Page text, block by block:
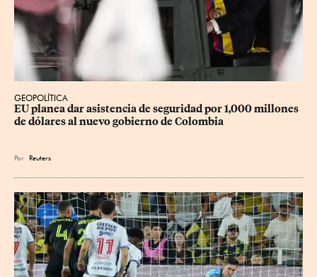
GEOPOLÍTICA
EU planea dar asistencia de seguridad por 1,000 millones
de dólares al nuevo gobierno de Colombia
Por Reuters